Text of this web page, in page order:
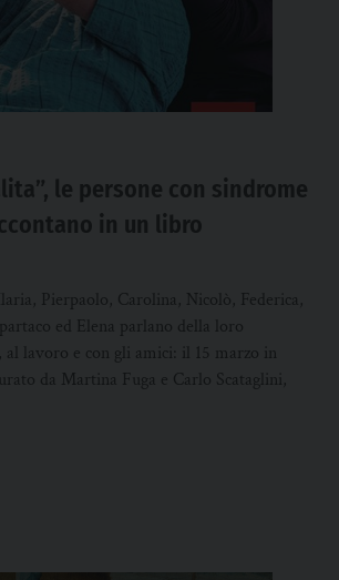
le persone con sindrome
in un libro
Pierpaolo, Carolina, Nicolò, Federica,
ed Elena parlano della loro
al lavoro e con gli amici: il 15 marzo in
da Martina Fuga e Carlo Scataglini,